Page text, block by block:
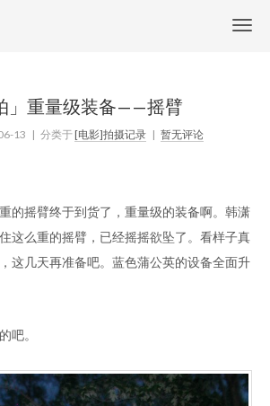
」重量级装备——摇臂
13 | 分类于[电影]拍摄记录 | 暂无评论
的摇臂终于到货了，重量级的装备啊。韩潇
这么重的摇臂，已经摇摇欲坠了。看样子真
这几天再准备吧。蓝色蒲公英的设备全面升
吧。